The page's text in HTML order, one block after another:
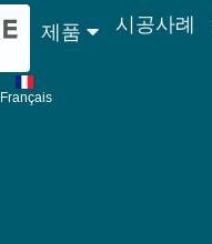
Français
제품 시공사례